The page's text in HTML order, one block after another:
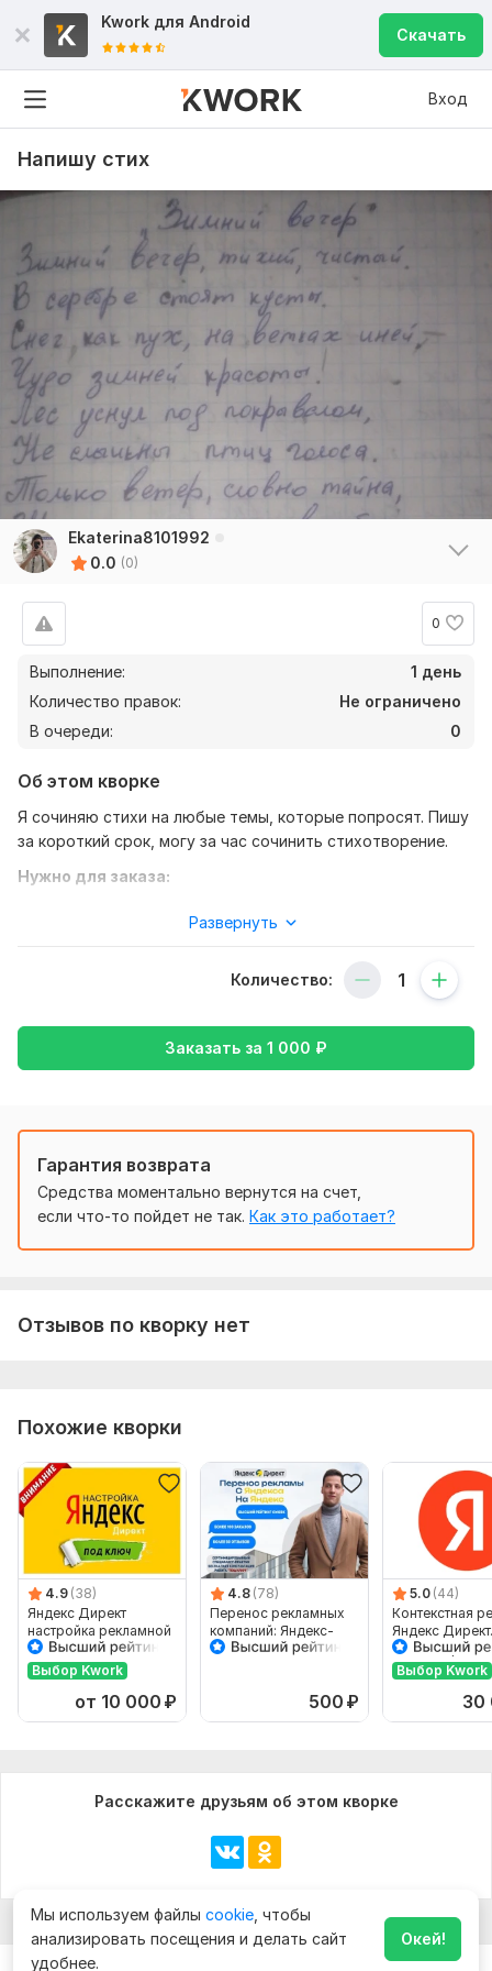
Kwork для Android
Скачать
Вход
Напишу стих
Ekaterina8101992
0.0 (0)
0
Выполнение:
1 день
Количество правок:
Не ограничено
В очереди:
0
Об этом кворке
Я сочиняю стихи на любые темы, которые попросят. Пишу
за короткий срок, могу за час сочинить стихотворение.
Нужно для заказа:
стихотворения, стиль. За какой срок нужно сочинить?
Фриланс услуга включает:
Срок выполнения:1 день
Развернуть
Количество:
Заказать за 1 000 ₽
Гарантия возврата
Средства моментально вернутся на счет,
если что-то пойдет не так. Как это работает?
Отзывов по кворку нет
Похожие кворки
4.9 (38)
Яндекс Директ
настройка рекламной
компании
Выбор Kwork
от 10 000 ₽
4.8 (78)
Перенос рекламных
компаний: Яндекс-
Яндекс
500 ₽
5.0 (44)
Контекстная
Яндекс Директ.
Ведение
кампаний
Выбор Kwork
30
Расскажите друзьям об этом кворке
Мы используем файлы cookie , чтобы
анализировать посещения и делать сайт
удобнее.
Окей!